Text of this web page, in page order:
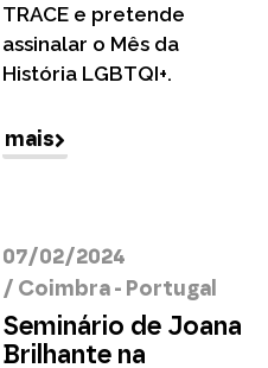
TRACE e pretende
assinalar o Mês da
História LGBTQI+.
mais
07/02/2024
/ Coimbra - Portugal
Seminário de Joana
Brilhante na